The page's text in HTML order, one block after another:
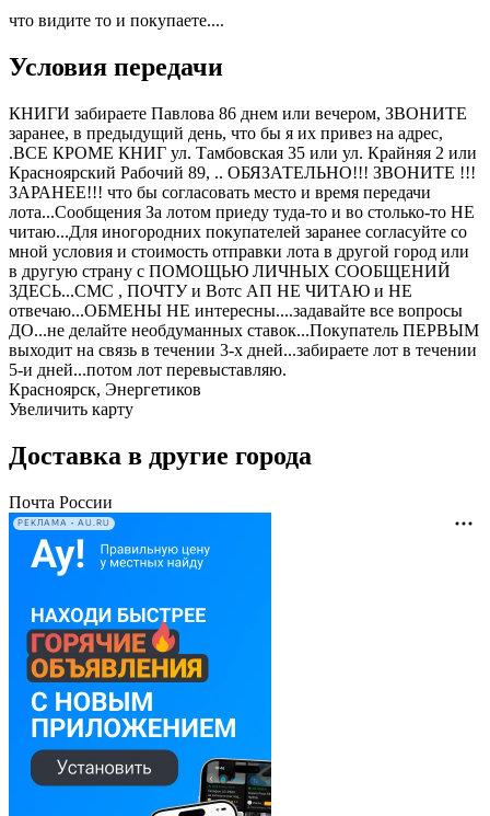
что видите то и покупаете....
Условия передачи
КНИГИ забираете Павлова 86 днем или вечером, ЗВОНИТЕ
заранее, в предыдущий день, что бы я их привез на адрес,
.ВСЕ КРОМЕ КНИГ ул. Тамбовская 35 или ул. Крайняя 2 или
Красноярский Рабочий 89, .. ОБЯЗАТЕЛЬНО!!! ЗВОНИТЕ !!!
ЗАРАНЕЕ!!! что бы согласовать место и время передачи
лота...Сообщения За лотом приеду туда-то и во столько-то НЕ
читаю...Для иногородних покупателей заранее согласуйте со
мной условия и стоимость отправки лота в другой город или
в другую страну с ПОМОЩЬЮ ЛИЧНЫХ СООБЩЕНИЙ
ЗДЕСЬ...СМС , ПОЧТУ и Вотс АП НЕ ЧИТАЮ и НЕ
отвечаю...ОБМЕНЫ НЕ интересны....задавайте все вопросы
ДО...не делайте необдуманных ставок...Покупатель ПЕРВЫМ
выходит на связь в течении 3-х дней...забираете лот в течении
5-и дней...потом лот перевыставляю.
Красноярск, Энергетиков
Увеличить карту
Доставка в другие города
Почта России
РЕКЛАМА • AU.RU